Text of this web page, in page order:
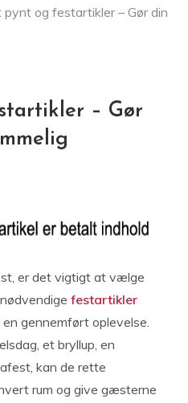
pynt og festartikler – Gør din
– Gør
er det vigtigt at vælge
festartikler
gennemført oplevelse.
et bryllup, en
kan de rette
rum og give gæsterne